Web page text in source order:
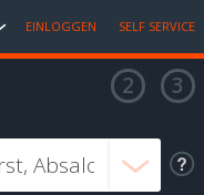
EINLOGGEN SELF SERVICE